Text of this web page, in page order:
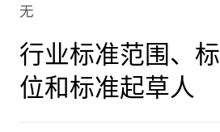
无
行业标准范围、
位和标准起草人